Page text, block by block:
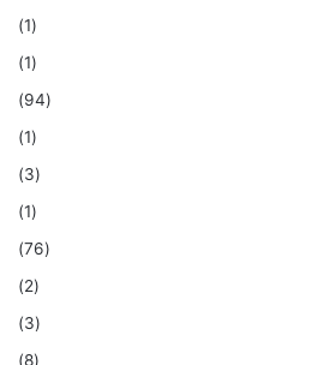
(1)
(1)
(94)
(1)
(3)
(1)
(76)
(2)
(3)
(8)